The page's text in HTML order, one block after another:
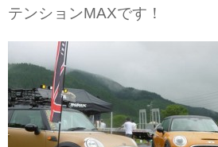
テンションMAXです！